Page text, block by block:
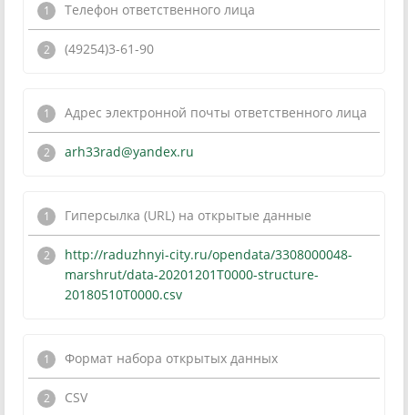
Телефон ответственного лица
(49254)3-61-90
Адрес электронной почты ответственного лица
arh33rad@yandex.ru
Гиперсылка (URL) на открытые данные
http://raduzhnyi-city.ru/opendata/3308000048-
marshrut/data-20201201T0000-structure-
20180510T0000.csv
Формат набора открытых данных
CSV